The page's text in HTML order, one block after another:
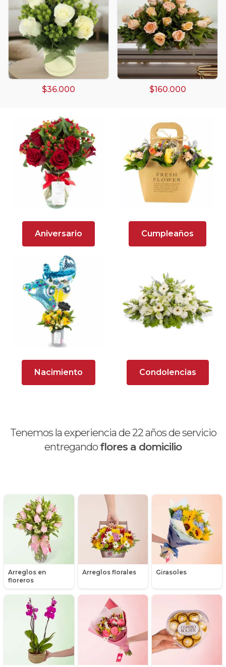
$36.000 $160.000
Aniversario Cumpleaños
Nacimiento Condolencias
Tenemos la experiencia de 22años de servicio
entregando flores a domicilio
Arreglos en
floreros
Arreglos florales Girasoles
Arreglos Florales
Arreglos florales amarillos
Arreglos florales de color rojo
Arreglos Florales de Cumpleaños
Arreglos florales en tono blanco
Arreglos florales en tono lila
Arreglos florales en tono naranja
Arreglos Florales para Aniversario
Arreglos florales para dar agradecimiento
Arreglos Florales para Defunciones
Arreglos Florales para Eventos
Arreglos florales románticos
Arreglos rosados
Día de la madre
Flores y Regalos de Navidad
Gerberas
Girasoles
Globos
Graduación
Hipericum
Libros
Liliums